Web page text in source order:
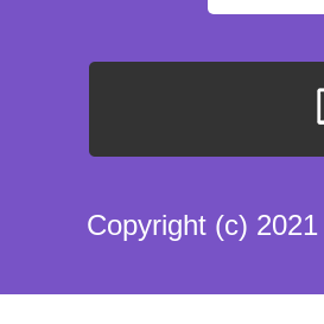
Copyright (c)